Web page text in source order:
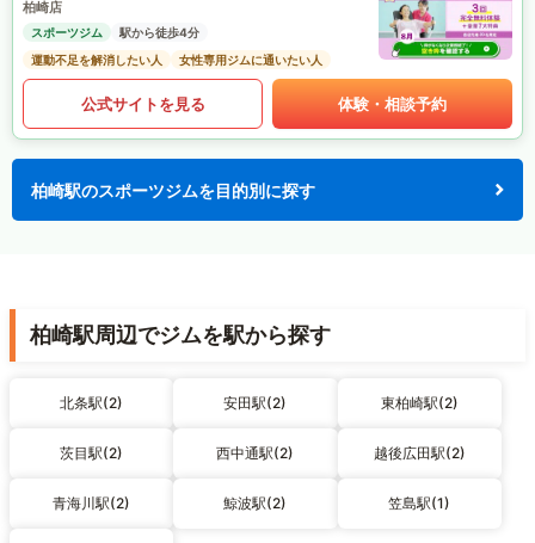
柏崎店
スポーツジム
駅から徒歩4分
運動不足を解消したい人
女性専用ジムに通いたい人
公式サイトを見る 体験・相談予約
柏崎駅のスポーツジムを目的別に探す
柏崎駅周辺でジムを駅から探す
北条駅(2) 安田駅(2) 東柏崎駅(2)
茨目駅(2) 西中通駅(2) 越後広田駅(2)
青海川駅(2) 鯨波駅(2) 笠島駅(1)